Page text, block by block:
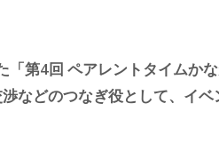
第4回 ペアレントタイムか
などのつなぎ役として、イ